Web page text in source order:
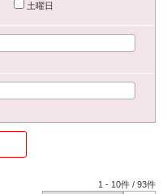
土曜日
1 - 10件 /93件